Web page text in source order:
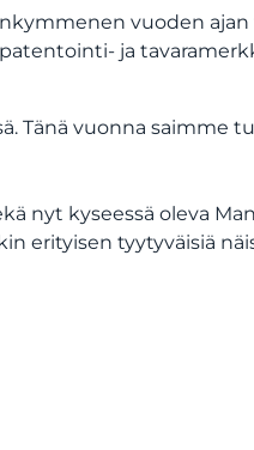
vuoden
ja
Tänä vuonna saimme
nyt kyseessä oleva
erityisen tyytyväisiä